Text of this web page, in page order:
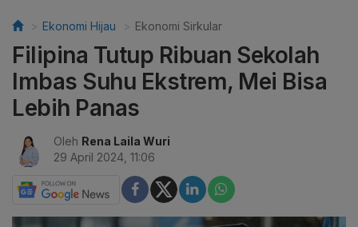
Ekonomi Hijau Ekonomi Sirkular
Filipina Tutup Ribuan Sekolah
Imbas Suhu Ekstrem, Mei Bisa
Lebih Panas
Oleh Rena Laila Wuri
29 April 2024, 11:06